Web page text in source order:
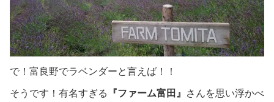
で！富良野でラベンダーと言えば！！
そうです！有名すぎる 『ファーム富田』
さんを思い浮かべ